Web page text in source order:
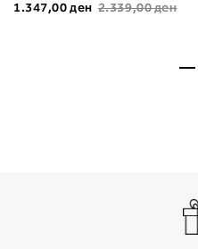
1.347,00 ден 2.339,00 ден